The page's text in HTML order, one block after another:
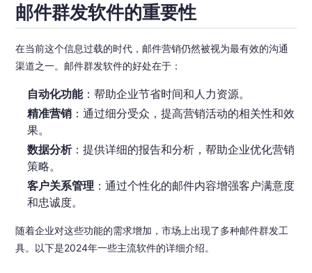
邮件群发软件的重要性
在当前这个信息过载的时代，邮件营销仍然被视为最有效的沟通
渠道之一。邮件群发软件的好处在于：
自动化功能：帮助企业节省时间和人力资源。
精准营销：通过细分受众，提高营销活动的相关性和效
果。
数据分析：提供详细的报告和分析，帮助企业优化营销
策略。
客户关系管理 ：通过个性化的邮件内容增强客户满意度
和忠诚度。
随着企业对这些功能的需求增加，市场上出现了多种邮件群发工
具。以下是2024年一些主流软件的详细介绍。